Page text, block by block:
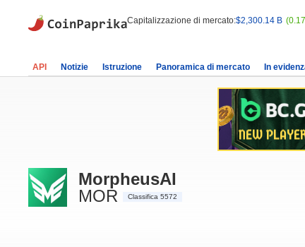
Capitalizzazione di mercato:$2,300.14 B
API Notizie Istruzione Panoramica di mercato In
MorpheusAI
MOR
Classifica 5572